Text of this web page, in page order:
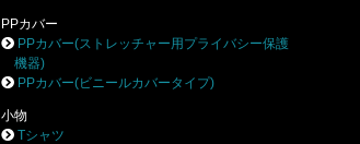
PPカバー
PPカバー(ストレッチャー用プライバシー保護
機器)
PPカバー(ビニールカバータイプ)
小物
Tシャツ